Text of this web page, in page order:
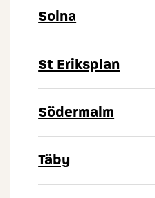
Solna
St Eriksplan
Södermalm
Täby